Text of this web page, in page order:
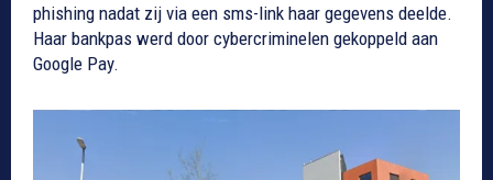
phishing nadat zij via een sms-link haar gegevens deelde.
Haar bankpas werd door cybercriminelen gekoppeld aan
Google Pay.